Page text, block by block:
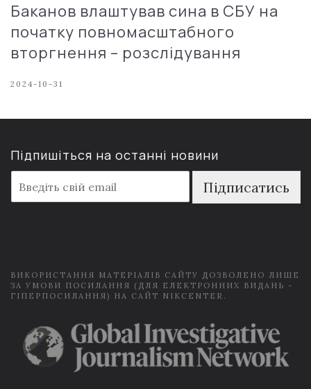
Баканов влаштував сина в СБУ на
початку повномасштабного
вторгнення – розслідування
2024-10-31
Підпишіться на останні новини
m
a
Підписатись
ВИКОРИСТАННЯ МАТЕРІАЛІВ САЙТУ ДОЗВОЛЕНО ЛИШЕ
ЗА УМОВИ ПОСИЛАННЯ (ДЛЯ ЕЛЕКТРОННИХ ВИДАНЬ -
ГІПЕРПОСИЛАННЯ) НА САЙТ NIKCENTER.